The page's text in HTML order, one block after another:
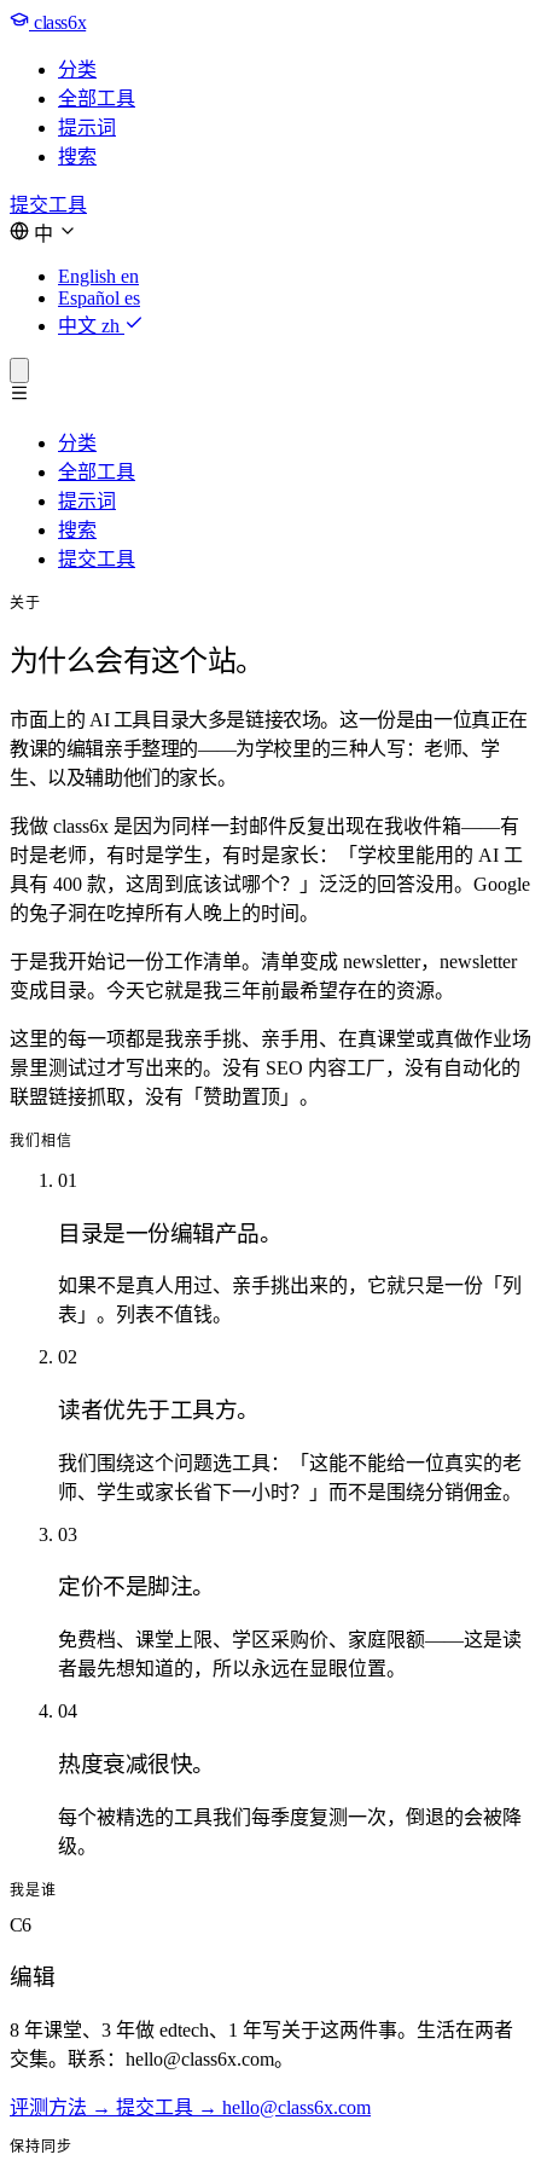
class6x
分类
全部工具
提示词
搜索
提交工具
中
English en
Español es
中文 zh
分类
全部工具
提示词
搜索
提交工具
关于
为什么会有这个站。
市面上的 AI 工具目录大多是链接农场。这一份是由一位真正在
教课的编辑亲手整理的——为学校里的三种人写：老师、学
生、以及辅助他们的家长。
我做 class6x 是因为同样一封邮件反复出现在我收件箱——有
时是老师，有时是学生，有时是家长：「学校里能用的 AI 工
具有 400 款，这周到底该试哪个？」泛泛的回答没用。Google
的兔子洞在吃掉所有人晚上的时间。
于是我开始记一份工作清单。清单变成 newsletter，newsletter
变成目录。今天它就是我三年前最希望存在的资源。
这里的每一项都是我亲手挑、亲手用、在真课堂或真做作业场
景里测试过才写出来的。没有 SEO 内容工厂，没有自动化的
联盟链接抓取，没有「赞助置顶」。
我们相信
01
目录是一份编辑产品。
如果不是真人用过、亲手挑出来的，它就只是一份「列
表」。列表不值钱。
02
读者优先于工具方。
我们围绕这个问题选工具：「这能不能给一位真实的老
师、学生或家长省下一小时？」而不是围绕分销佣金。
03
定价不是脚注。
免费档、课堂上限、学区采购价、家庭限额——这是读
者最先想知道的，所以永远在显眼位置。
04
热度衰减很快。
每个被精选的工具我们每季度复测一次，倒退的会被降
级。
我是谁
C6
编辑
8 年课堂、3 年做 edtech、1 年写关于这两件事。生活在两者
交集。联系： hello@class6x.com。
评测方法 → 提交工具 → hello@class6x.com
保持同步